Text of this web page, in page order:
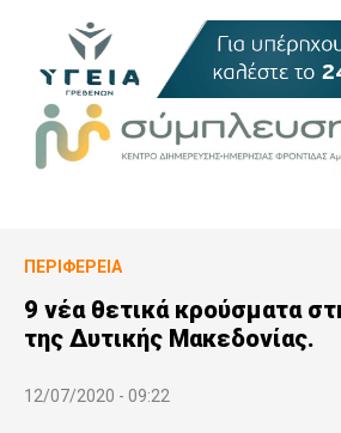
ΠΕΡΙΦΈΡΕΙΑ
9 νέα θετικά κρούσματα
της Δυτικής Μακεδονίας.
12/07/2020 - 09:22